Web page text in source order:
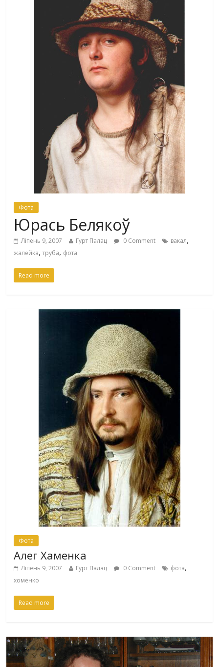
Фота
Юрась Белякоў
Ліпень 9, 2007 Гурт Палац 0 Comment вакал,
жалейка,труба, фота
Read more
Фота
Алег Хаменка
Ліпень 9, 2007 Гурт Палац 0 Comment фота,
хоменко
Read more